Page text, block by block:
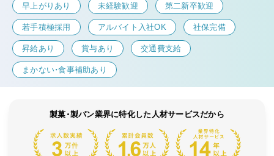
早上がりあり 未経験歓迎 第二新卒歓迎
若手積極採用 アルバイト入社OK 社保完備
昇給あり 賞与あり 交通費支給
まかない・食事補助あり
製菓・製パン業界に特化した人材サービスだから